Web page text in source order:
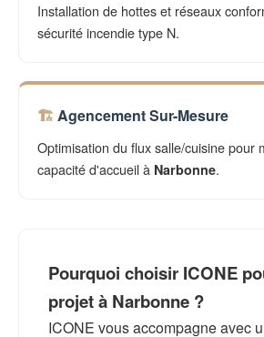
Installation de hottes et réseaux
sécurité incendie type N.
Agencement Sur-Mesure
Optimisation du flux salle/cuisine pour
capacité d'accueil à Narbonne.
Pourquoi choisir ICONE
projet à Narbonne ?
ICONE vous accompagne avec